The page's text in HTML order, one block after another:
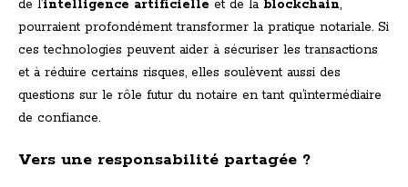
de l’intelligence artificielle et de la blockchain,
pourraient profondément transformer la pratique notariale. Si
ces technologies peuvent aider à sécuriser les transactions
et à réduire certains risques, elles soulèvent aussi des
questions sur le rôle futur du notaire en tant qu’intermédiaire
de confiance.
Vers une responsabilité partagée ?